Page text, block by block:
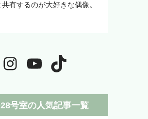
有するのが大好きな偶像。
号室の人気記事一覧